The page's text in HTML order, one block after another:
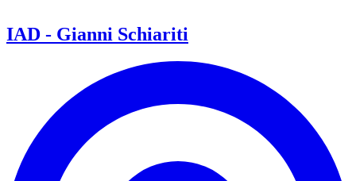
IAD - Gianni Schiariti